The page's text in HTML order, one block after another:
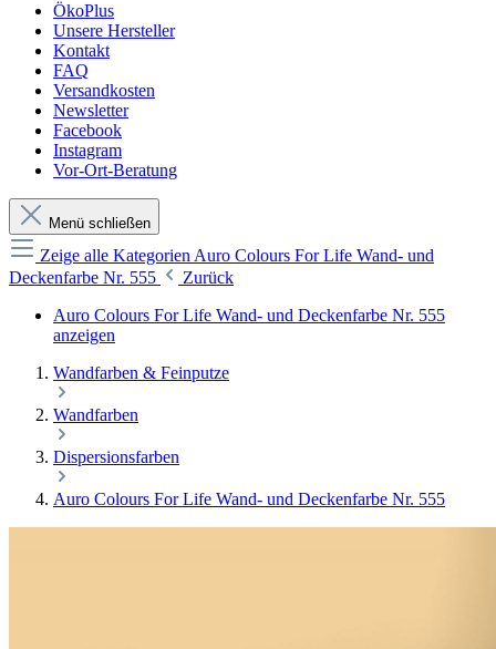
ÖkoPlus
Unsere Hersteller
Kontakt
FAQ
Versandkosten
Newsletter
Facebook
Instagram
Vor-Ort-Beratung
Menü schließen
Zeige alle Kategorien Auro Colours For Life Wand- und
Deckenfarbe Nr. 555
Zurück
Auro Colours For Life Wand- und Deckenfarbe Nr. 555
anzeigen
Wandfarben & Feinputze
Wandfarben
Dispersionsfarben
Auro Colours For Life Wand- und Deckenfarbe Nr. 555